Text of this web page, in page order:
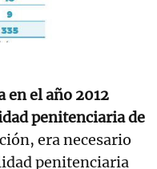
en el año 2012
penitenciaria de
era necesario
penitenciaria